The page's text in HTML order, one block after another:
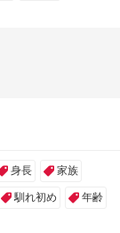
身長 家族
馴れ初め 年齢